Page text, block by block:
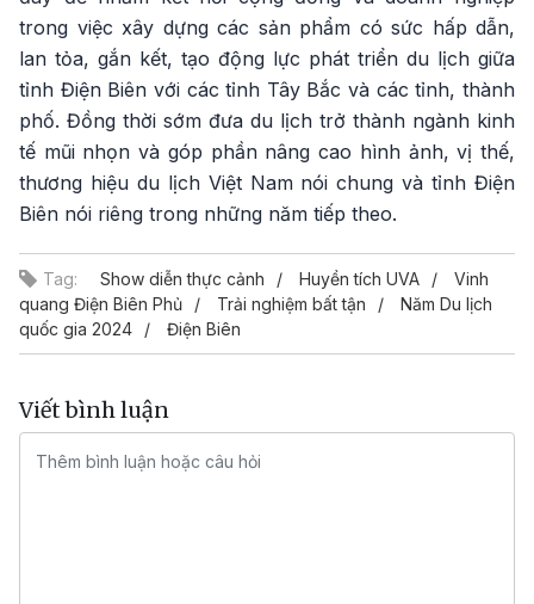
trong việc xây dựng các sản phẩm có sức hấp dẫn,
lan tỏa, gắn kết, tạo động lực phát triển du lịch giữa
tỉnh Điện Biên với các tỉnh Tây Bắc và các tỉnh, thành
phố. Đồng thời sớm đưa du lịch trở thành ngành kinh
tế mũi nhọn và góp phần nâng cao hình ảnh, vị thế,
thương hiệu du lịch Việt Nam nói chung và tỉnh Điện
Biên nói riêng trong những năm tiếp theo.
Tag: Show diễn thực cảnh Huyền tích UVA
Vinh
quang Điện Biên Phủ
Trải nghiệm bất tận
Năm Du lịch
quốc gia 2024
Điện Biên
Viết bình luận